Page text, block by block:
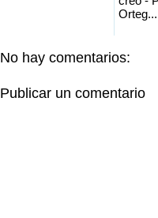
Orteg...
No hay comentarios:
Publicar un comentario